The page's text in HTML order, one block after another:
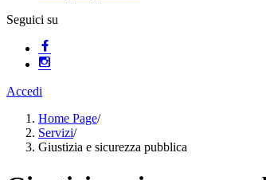
Seguici su
Accedi
Home Page/
Servizi/
Giustizia e sicurezza pubblica